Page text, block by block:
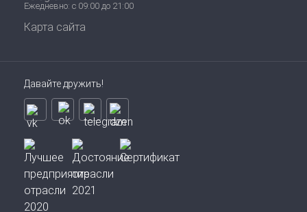
Ежедневно: с 09:00 до 21:00
Карта сайта
Давайте дружить!